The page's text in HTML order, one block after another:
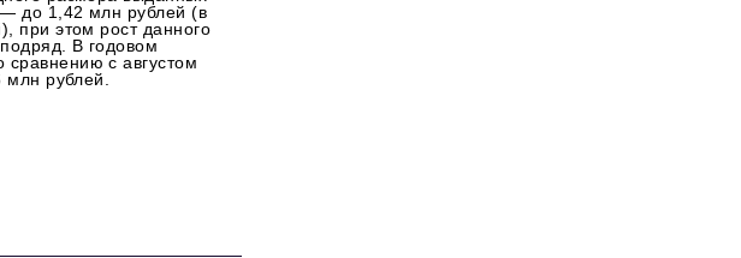
до 1,42 млн рублей (в
при этом рост данного
В годовом
с августом
млн рублей.